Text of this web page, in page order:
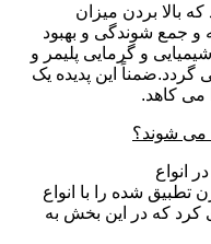
بالا بردن میزان
جمع شوندگی و بهبود
و گرمایی پلیمر و
این پدیده یک
می کاهد.
می شوند؟
انواع
شده را با انواع
کرد که در این بخش به